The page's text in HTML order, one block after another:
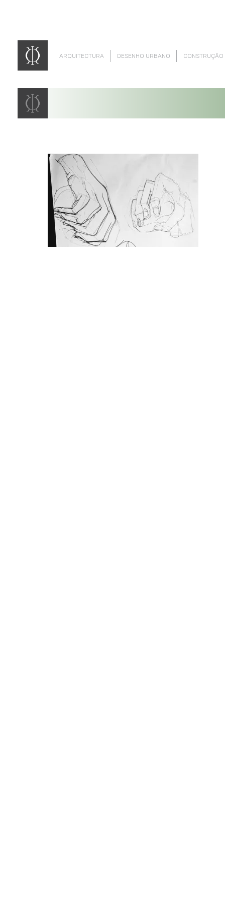
ARQUITECTURA DESENHO URBANO CONSTRUÇÃO